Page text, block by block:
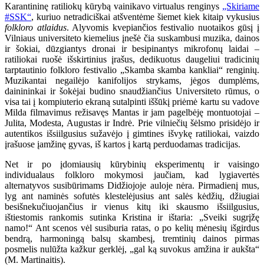
Karantininę ratiliokų kūrybą vainikavo virtualus renginys „Skiriame
#SSK“, kuriuo netradiciškai atšventėme šiemet kiek kitaip vykusius
folkloro atlaidus. Alyvomis kvepiančios festivalio nuotaikos gūsį į
Vilniaus universiteto kiemelius įnešė čia suskambusi muzika, dainos
ir šokiai, dūzgiantys dronai ir besipinantys mikrofonų laidai –
ratiliokai ruošė išskirtinius įrašus, dedikuotus daugeliui tradicinių
tarptautinio folkloro festivalio „Skamba skamba kankliai“ renginių.
Muzikantai negailėjo kanifolijos strykams, jėgos dumplėms,
dainininkai ir šokėjai budino snaudžiančius Universiteto rūmus, o
visa tai į kompiuterio ekraną sutalpinti iššūkį priėmė kartu su vadove
Milda filmavimus režisavęs Mantas ir jam pagelbėję montuotojai –
Julita, Modesta, Augustas ir Indrė. Prie vilniečių šėlsmo prisidėjo ir
autentikos išsiilgusius sužavėjo į gimtines išvykę ratiliokai, vaizdo
įrašuose įamžinę gyvas, iš kartos į kartą perduodamas tradicijas.
Net ir po įdomiausių kūrybinių eksperimentų ir vaisingo
individualaus folkloro mokymosi jaučiam, kad lygiavertės
alternatyvos susibūrimams Didžiojoje auloje nėra. Pirmadienį mus,
lyg ant naminės sofutės klestelėjusius ant salės kėdžių, džiugiai
besišnekučiuojančius ir vienus kitų iki skausmo išsiilgusius,
ištiestomis rankomis sutinka Kristina ir ištaria: „Sveiki sugrįžę
namo!“ Ant scenos vėl susiburia ratas, o po kelių mėnesių išgirdus
bendrą, harmoningą balsų skambesį, tremtinių dainos pirmas
posmelis nulūžta kažkur gerklėj, „gal ką suvokus amžina ir aukšta“
(M. Martinaitis).